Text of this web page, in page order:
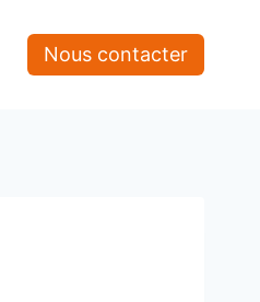
Nous contacter